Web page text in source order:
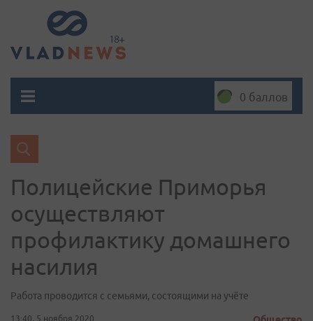
0 баллов
Полицейские Приморья
осуществляют
профилактику домашнего
насилия
Работа проводится с семьями, состоящими на учёте
13:40, 5 ноября 2020